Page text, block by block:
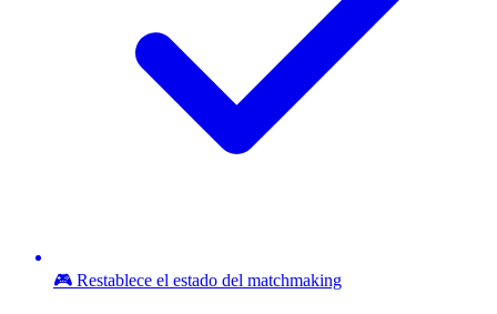
🎮 Restablece el estado del matchmaking